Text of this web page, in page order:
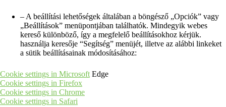
– A beállítási lehetőségek általában a böngésző „Opciók” vagy
„Beállítások” menüpontjában találhatók. Mindegyik webes
kereső különböző, így a megfelelő beállításokhoz kérjük.
használja keresője “Segítség” menüjét, illetve az alábbi linkeket
a sütik beállításainak módosításához:
Cookie settings in Microsoft Edge
Cookie settings in Firefox
Cookie settings in Chrome
Cookie settings in Safari